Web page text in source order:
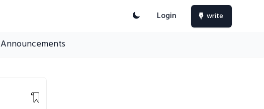
Login write
Announcements